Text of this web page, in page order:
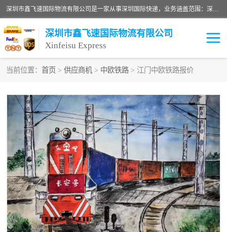
深圳市鑫飞速国际物流有限公司是一家从事深圳国际快递，业务涵盖范围：深圳DHL国际快递、深圳国际快递公司、深圳国际物流公司、深圳国际快递、深圳DHL国际快递电话可拨打全国服务热线：15019287411。欢迎各位亲来人来电到我司洽谈合作。
深圳市鑫飞速国际物流有限公司
Xinfeisu Express
当前位置： 首页 > 供应商机 > 中欧铁路 > 江门中欧铁路报价
俄罗斯快递 巴西快递
深圳DHL国际快递 伊朗快递
UPS国际快递 深圳国际快递公司
深圳国际物流公司 深圳国际快递电话
DHL国际快递电话 深圳国际快递